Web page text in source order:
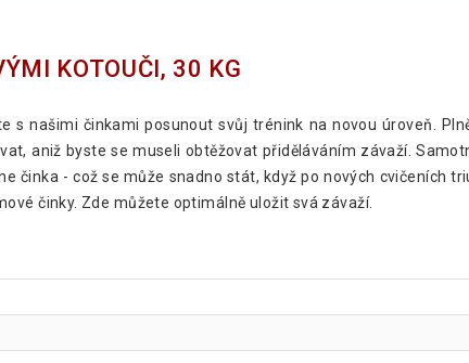
KOTOUČI, 30 KG
s našimi činkami posunout svůj trénink na novou úroveň.
aniž byste se museli obtěžovat přiděláváním závaží.
činka - což se může snadno stát, když po nových cvičeních
činky. Zde můžete optimálně uložit svá závaží.